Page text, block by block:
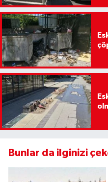
Bunlar da ilginizi